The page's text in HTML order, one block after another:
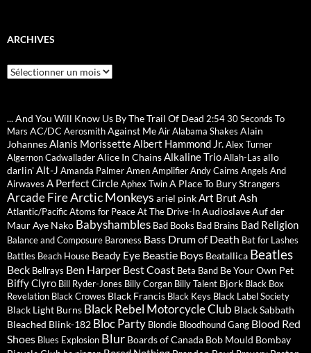
ARCHIVES
Archives
... And You Will Know Us By The Trail Of Dead 2:5430 Seconds To
Mars AC/DC AerosmithAgainst MeAirAlabama Shakes Alain
JohannesAlanis MorissetteAlbert Hammond Jr.Alex Turner
Algernon CadwalladerAlice In ChainsAlkaline TrioAllah-Las allo
darlin'Alt-J Amanda PalmerAmenAmplifierAndy Cairns Angels And
Airwaves A Perfect CircleAphex TwinA Place To Bury Strangers
Arcade FireArctic Monkeys ariel pinkArt Brut Ash
Atlantic/PacificAtoms for PeaceAt The Drive-InAudioslaveAuf der
MaurAye Nako Babyshambles Bad Books Bad Brains Bad Religion
Balance and Composure Baroness Bass Drum of Death Bat for Lashes
Battles Beach House Beady Eye Beastie Boys Beatallica Beatles
Beck Bellrays Ben Harper Best Coast Beta Band Be Your Own Pet
Biffy Clyro Bill Ryder-Jones Billy Corgan Billy Talent Bjork Black Box
Revelation Black Crowes Black Francis Black Keys Black Label Society
Black Light Burns Black Rebel Motorcycle Club Black Sabbath
Bleached Blink-182 Bloc Party Blondie Bloodhound Gang Blood Red
Shoes Blues Explosion Blur Boards of Canada Bob Mould Bombay